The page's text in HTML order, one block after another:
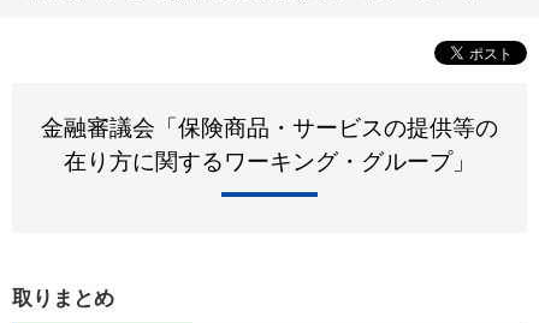
金融審議会「保険商品・サービスの提供等の
在り方に関するワーキング・グループ」
取りまとめ